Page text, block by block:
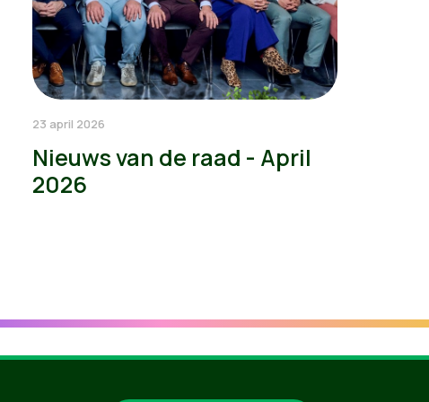
23 april 2026
Nieuws van de raad - April
2026